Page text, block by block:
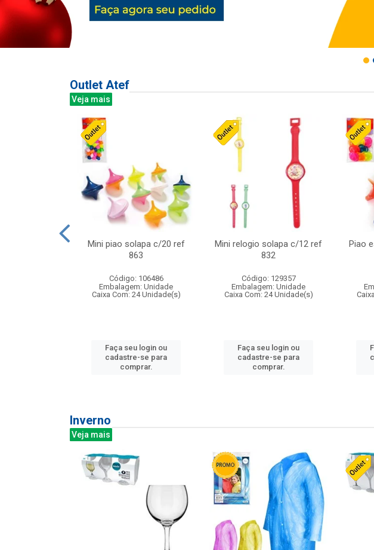
Outlet Atef
Veja mais
Mini piao solapa c/20 ref
863
Código: 106486
Embalagem: Unidade
Caixa Com: 24 Unidade(s)
Faça seu login ou
cadastre-se para
comprar.
Mini relogio solapa c/12 ref
832
Código: 129357
Embalagem: Unidade
Caixa Com: 24 Unidade(s)
Faça seu login ou
cadastre-se para
comprar.
Piao
Inverno
Veja mais